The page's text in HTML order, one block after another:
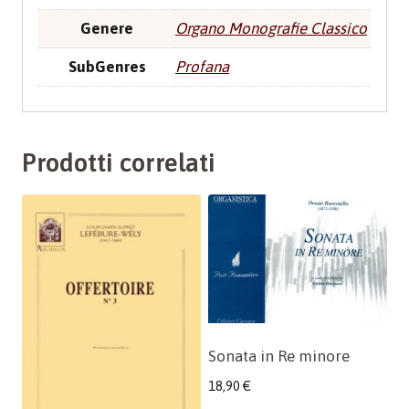
Genere Organo Monografie Classico
SubGenres Profana
Prodotti correlati
Sonata in Re minore
18,90 €